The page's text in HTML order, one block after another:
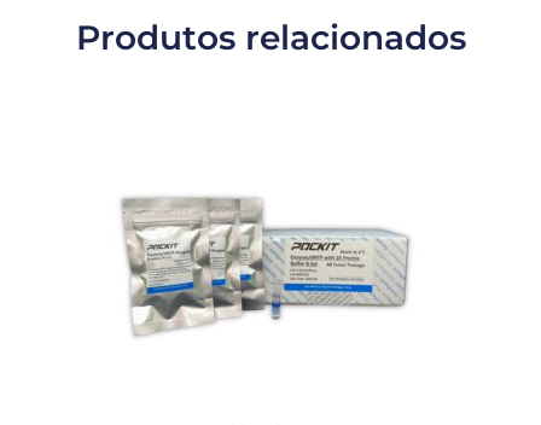
Produtos relacionados